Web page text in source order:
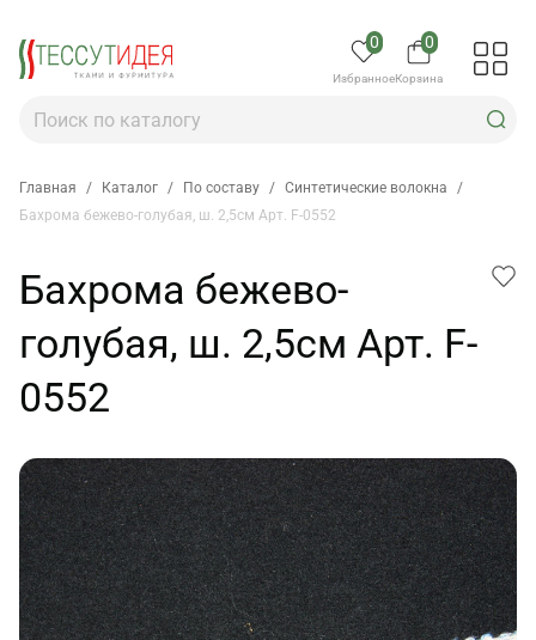
0
Избранное
0
Корзина
Главная / Каталог / По составу / Синтетические волокна
/
Бахрома бежево-голубая, ш. 2,5см Арт. F-0552
Бахрома бежево-
голубая, ш. 2,5см Арт. F-
0552